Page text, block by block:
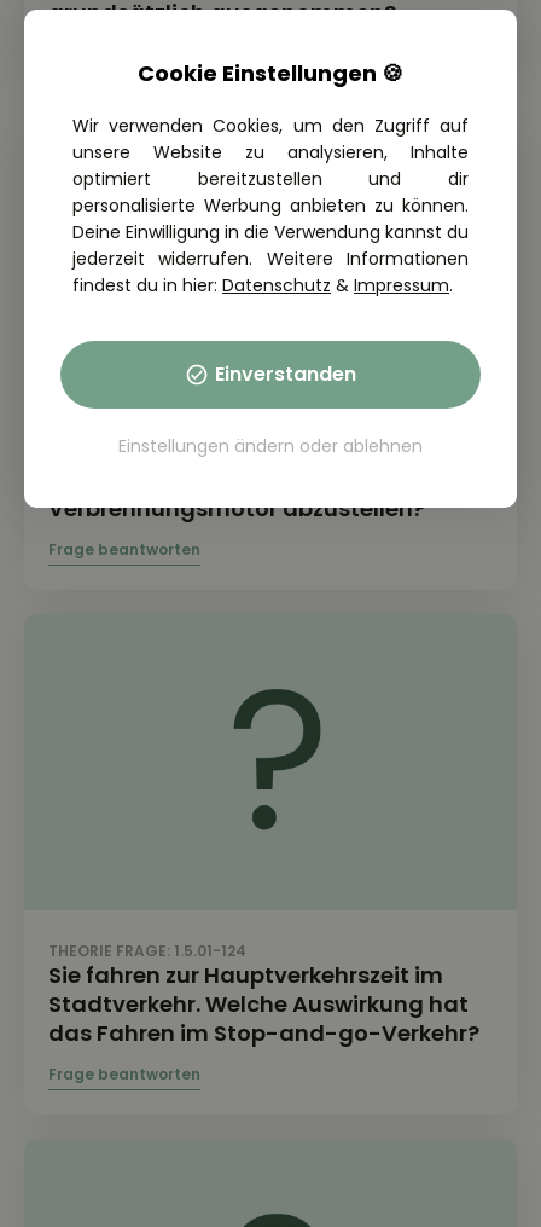
grundsätzlich ausgenommen?
THEORIE FRAGE: 1.5.01-123
Verbrennungsmotor abzustellen?
THEORIE FRAGE: 1.5.01-124
Sie fahren zur Hauptverkehrszeit im
Stadtverkehr. Welche Auswirkung hat
das Fahren im Stop-and-go-Verkehr?
Cookie Einstellungen 🍪
Wir verwenden Cookies, um den Zugriff auf
unsere Website zu analysieren, Inhalte
optimiert bereitzustellen und dir
personalisierte Werbung anbieten zu können.
Deine Einwilligung in die Verwendung kannst du
jederzeit widerrufen. Weitere Informationen
findest du in hier: Datenschutz & Impressum.
Einverstanden
Einstellungen ändern oder ablehnen